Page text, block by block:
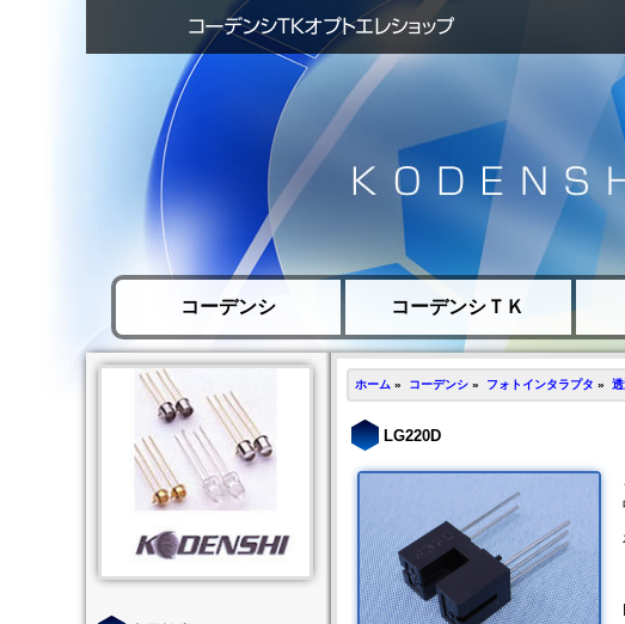
コーデンシ コーデンシＴＫ
ホーム » コーデンシ » フォトインタラプタ » 透
LG220D